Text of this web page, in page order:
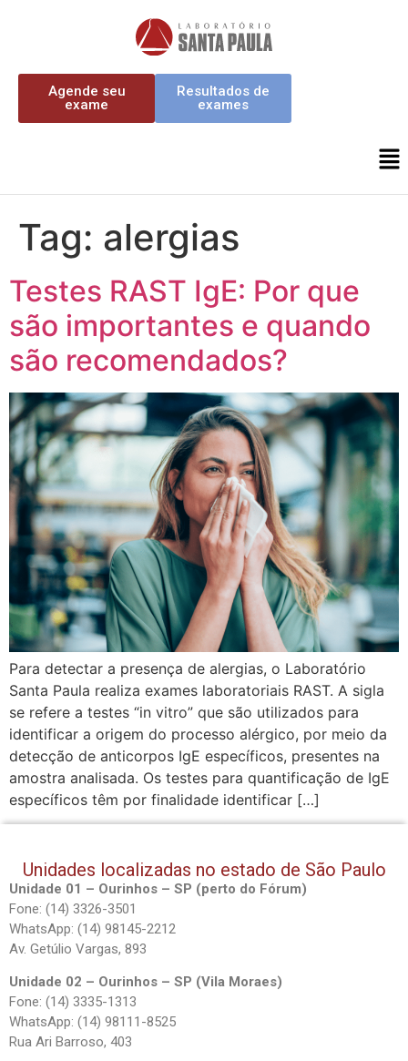
Agende seu
exame
Resultados de
exames
Tag: alergias
Testes RAST IgE: Por que
são importantes e quando
são recomendados?
Para detectar a presença de alergias, o Laboratório
Santa Paula realiza exames laboratoriais RAST. A sigla
se refere a testes “in vitro” que são utilizados para
identificar a origem do processo alérgico, por meio da
detecção de anticorpos IgE específicos, presentes na
amostra analisada. Os testes para quantificação de IgE
específicos têm por finalidade identificar […]
Unidades localizadas no estado de São Paulo
Unidade 01 – Ourinhos – SP (perto do Fórum)
Fone: (14) 3326-3501
WhatsApp: (14) 98145-2212
Av. Getúlio Vargas, 893
Unidade 02 – Ourinhos – SP (Vila Moraes)
Fone: (14) 3335-1313
WhatsApp: (14) 98111-8525
Rua Ari Barroso, 403